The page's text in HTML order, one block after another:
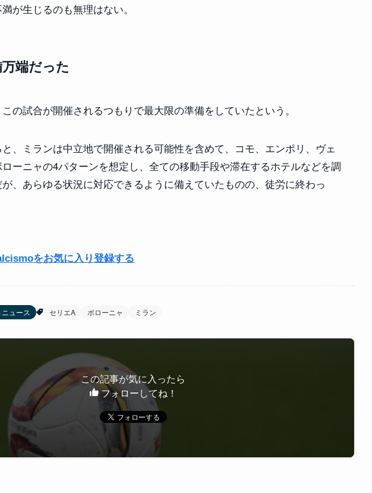
が生じるのも無理はない。
端だった
の試合が開催されるつもりで最大限の準備をしていたという。
、ミランは中立地で開催される可能性を含めて、コモ、エンポリ、ヴェ
ーニャの4パターンを想定し、全ての移動手段や滞在するホテルなどを調
、あらゆる状況に対応できるように備えていたものの、徒労に終わっ
をお気に入り登録する
ュース セリエA ボローニャ ミラン
この記事が気に入ったら
フォローしてね！